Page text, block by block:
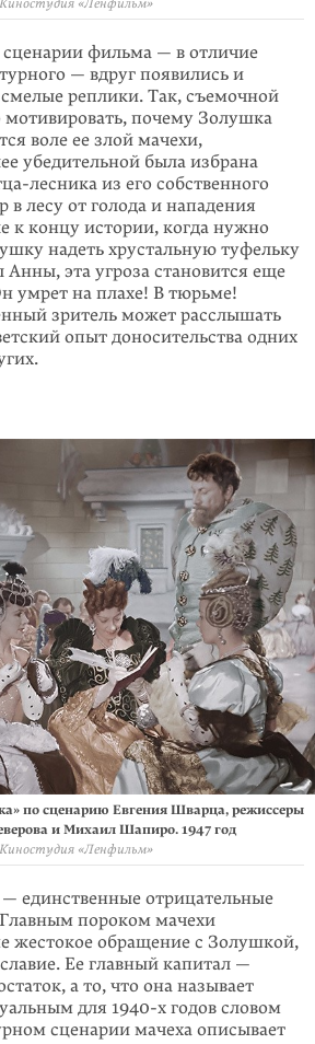
«Ленфильм»
фильма — в отличие
— вдруг появились и
реплики. Так, съемочной
почему Золушка
воле ее злой мачехи,
убедительной была избрана
лесника из его собственного
лесу от голода и нападения
к концу истории, когда нужно
надеть хрустальную туфельку
Анны, эта угро­за стано­вится еще
умрет на плахе! В тюрьме!
зритель может расслышать
опыт доноси­тельства одних
по сценарию Евгения Шварца, режиссеры
и Михаил Шапиро. 1947 год
«Ленфильм»
единственные отрицательные
пороком мачехи
жестокое обращение с Зо­луш­­кой,
Ее главный капитал —
а то, что она называет
для 1940-х годов сло­вом
сценарии мачеха описывает